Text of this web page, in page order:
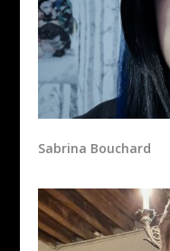
Sabrina Bouchard